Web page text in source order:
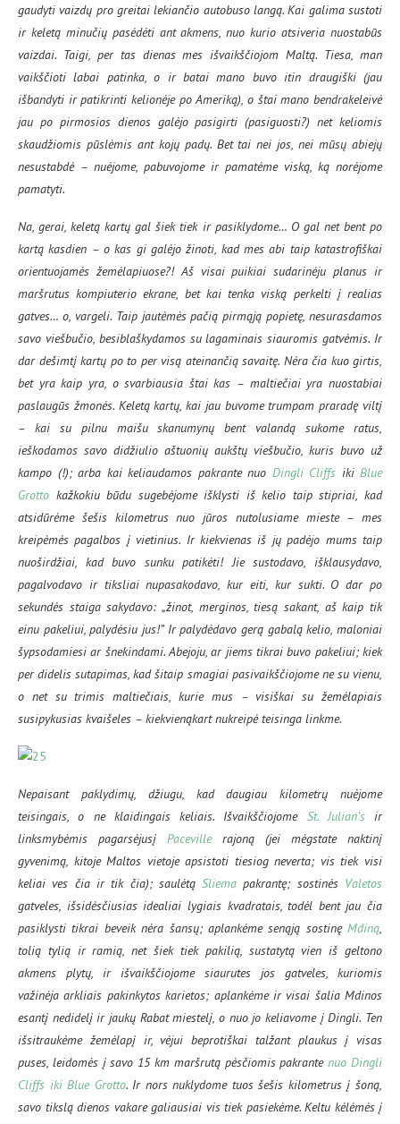
gaudyti vaizdų pro greitai lekiančio autobuso langą. Kai galima sustoti
ir keletą minučių pasėdėti ant akmens, nuo kurio atsiveria nuostabūs
vaizdai. Taigi, per tas dienas mes išvaikščiojom Maltą. Tiesa, man
vaikščioti labai patinka, o ir batai mano buvo itin draugiški (jau
išbandyti ir patikrinti kelionėje po Ameriką), o štai mano bendrakeleivė
jau po pirmosios dienos galėjo pasigirti (pasiguosti?) net keliomis
skaudžiomis pūslėmis ant kojų padų. Bet tai nei jos, nei mūsų abiejų
nesustabdė – nuėjome, pabuvojome ir pamatėme viską, ką norėjome
pamatyti.
Na, gerai, keletą kartų gal šiek tiek ir pasiklydome… O gal net bent po
kartą kasdien – o kas gi galėjo žinoti, kad mes abi taip katastrofiškai
orientuojamės žemėlapiuose?! Aš visai puikiai sudarinėju planus ir
maršrutus kompiuterio ekrane, bet kai tenka viską perkelti į realias
gatves… o, vargeli. Taip jautėmės pačią pirmąją popietę, nesurasdamos
savo viešbučio, besiblaškydamos su lagaminais siauromis gatvėmis. Ir
dar dešimtį kartų po to per visą ateinančią savaitę. Nėra čia kuo girtis,
bet yra kaip yra, o svarbiausia štai kas – maltiečiai yra nuostabiai
paslaugūs žmonės. Keletą kartų, kai jau buvome trumpam praradę viltį
– kai su pilnu maišu skanumynų bent valandą sukome ratus,
ieškodamos savo didžiulio aštuonių aukštų viešbučio, kuris buvo už
kampo (!); arba kai keliaudamos pakrante nuo Dingli Cliffs iki Blue
Grotto kažkokiu būdu sugebėjome išklysti iš kelio taip stipriai, kad
atsidūrėme šešis kilometrus nuo jūros nutolusiame mieste – mes
kreipėmės pagalbos į vietinius. Ir kiekvienas iš jų padėjo mums taip
nuoširdžiai, kad buvo sunku patikėti! Jie sustodavo, išklausydavo,
pagalvodavo ir tiksliai nupasakodavo, kur eiti, kur sukti. O dar po
sekundės staiga sakydavo: „žinot, merginos, tiesą sakant, aš kaip tik
einu pakeliui, palydėsiu jus!” Ir palydėdavo gerą gabalą kelio, maloniai
šypsodamiesi ar šnekindami. Abejoju, ar jiems tikrai buvo pakeliui; kiek
per didelis sutapimas, kad šitaip smagiai pasivaikščiojome ne su vienu,
o net su trimis maltiečiais, kurie mus – visiškai su žemėlapiais
susipykusias kvaišeles – kiekvienąkart nukreipė teisinga linkme.
Nepaisant paklydimų, džiugu, kad daugiau kilometrų nuėjome
teisingais, o ne klaidingais keliais. Išvaikščiojome St. Julian’sir
linksmybėmis pagarsėjusį Pacevillerajoną (jei mėgstate naktinį
gyvenimą, kitoje Maltos vietoje apsistoti tiesiog neverta; vis tiek visi
keliai ves čia ir tik čia); saulėtąSliema pakrantę; sostinės Valetos
gatveles, išsidėsčiusias idealiai lygiais kvadratais, todėl bent jau čia
pasiklysti tikrai beveik nėra šansų; aplankėme senąją sostinę Mdiną,
tolią tylią ir ramią, net šiek tiek pakilią, sustatytą vien iš geltono
akmens plytų, ir išvaikščiojome siaurutes jos gatveles, kuriomis
važinėja arkliais pakinkytos karietos; aplankėme ir visai šalia Mdinos
esantį nedidelį ir jaukų Rabat miestelį, o nuo jo keliavome į Dingli. Ten
išsitraukėme žemėlapį ir, vėjui beprotiškai talžant plaukus į visas
puses, leidomės į savo 15 km maršrutą pėsčiomis pakrantenuo Dingli
Cliffs iki Blue Grotto. Ir nors nuklydome tuos šešis kilometrus į šoną,
savo tikslą dienos vakare galiausiai vis tiek pasiekėme. Keltu kėlėmės į